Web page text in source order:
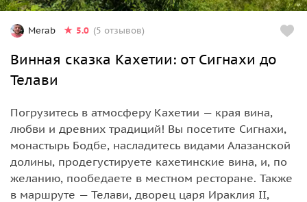
Merab 5.0 (5 отзывов)
Винная сказка Кахетии: от Сигнахи до
Телави
Погрузитесь в атмосферу Кахетии — края вина,
любви и древних традиций! Вы посетите Сигнахи,
монастырь Бодбе, насладитесь видами Алазанской
долины, продегустируете кахетинские вина, и, по
желанию, пообедаете в местном ресторане. Также
в маршруте — Телави, дворец царя Ираклия II,